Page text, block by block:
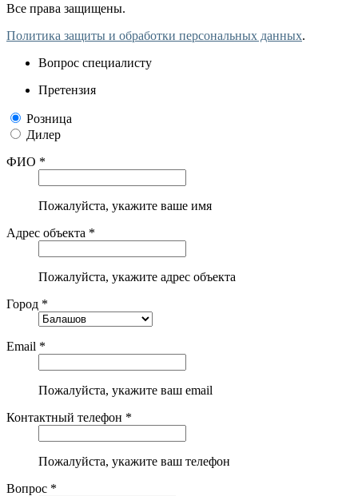
Все права защищены.
Политика защиты и обработки персональных данных.
Вопрос специалисту
Претензия
Розница
Дилер
ФИО *
Пожалуйста, укажите ваше имя
Адрес объекта *
Пожалуйста, укажите адрес объекта
Город *
Email *
Пожалуйста, укажите ваш email
Контактный телефон *
Пожалуйста, укажите ваш телефон
Вопрос *